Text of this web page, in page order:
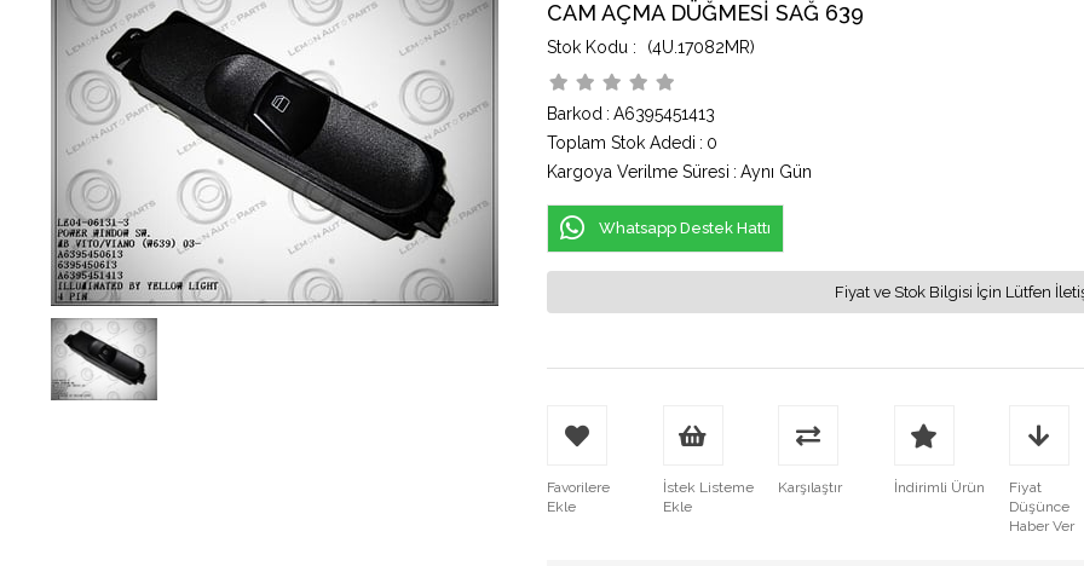
CAM AÇMA DÜĞMESİ SAĞ 639
(4U.17082MR)
Barkod : A6395451413
Toplam Stok Adedi : 0
Kargoya Verilme Süresi : Aynı Gün
Whatsapp Destek Hattı
Fiyat ve Stok Bilgisi İçin Lütfen
Favorilere
Ekle
İstek Listeme
Ekle
Karşılaştır İndirimli Ürün
Fiyat
Düşünce
Haber Ver